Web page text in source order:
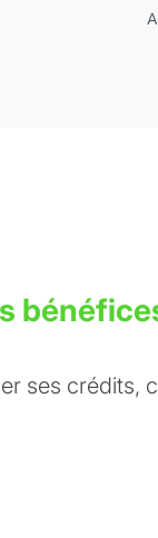
ses crédits,